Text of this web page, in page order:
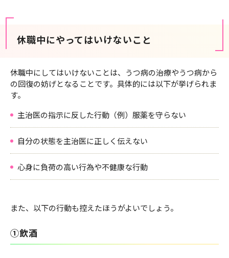
休職中にやってはいけないこと
休職中にしてはいけないことは、うつ病の治療やうつ病から
の回復の妨げとなることです。具体的には以下が挙げられま
す。
主治医の指示に反した行動（例）服薬を守らない
自分の状態を主治医に正しく伝えない
心身に負荷の高い行為や不健康な行動
また、以下の行動も控えたほうがよいでしょう。
①飲酒